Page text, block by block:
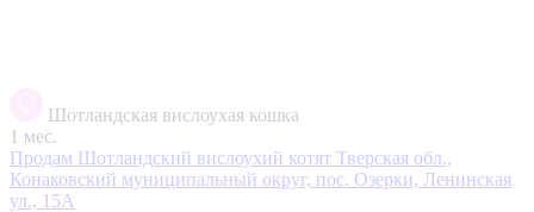
Шотландская вислоухая кошка
1 мес.
Продам Шотландский вислоухий котят Тверская обл.,
Конаковский муниципальный округ, пос. Озерки, Ленинская
ул., 15А